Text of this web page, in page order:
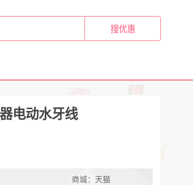
电动水牙线
商城：天猫